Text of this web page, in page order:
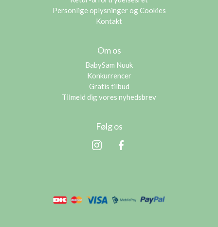
Personlige oplysninger og Cookies
Kontakt
Om os
BabySam Nuuk
Konkurrencer
Gratis tilbud
Tilmeld dig vores nyhedsbrev
Følg os